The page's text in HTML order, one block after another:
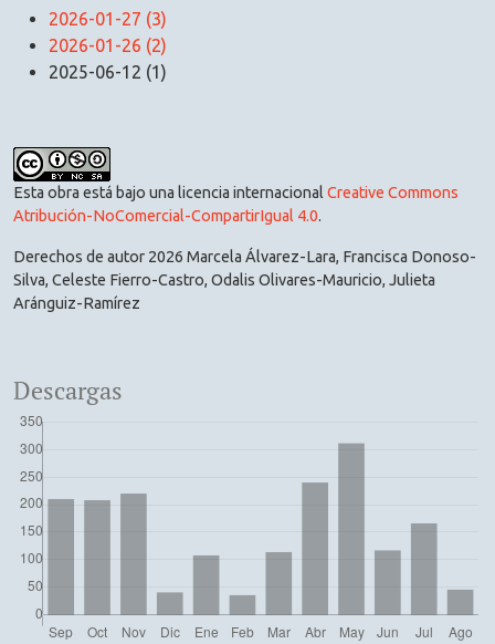
2026-01-27 (3)
2026-01-26 (2)
2025-06-12 (1)
Esta obra está bajo una licencia internacional Creative Commons
Atribución-NoComercial-CompartirIgual 4.0.
Derechos de autor 2026 Marcela Álvarez-Lara, Francisca Donoso-
Silva, Celeste Fierro-Castro, Odalis Olivares-Mauricio, Julieta
Aránguiz-Ramírez
Descargas